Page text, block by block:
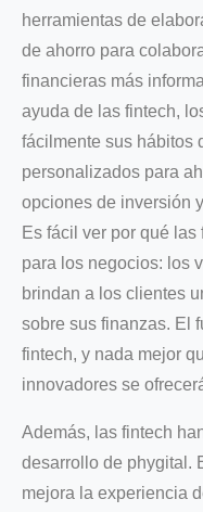
herramientas de
de ahorro para
financieras más
ayuda de las fintech,
fácilmente sus hábitos
personalizados para
opciones de inversión
Es fácil ver por qué
para los negocios: los
brindan a los clientes
sobre sus finanzas. El
fintech, y nada mejor
innovadores se
Además, las fintech
desarrollo de phygital.
mejora la experiencia